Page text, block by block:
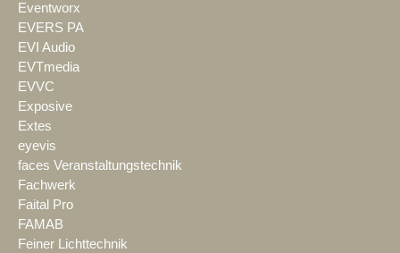
Eventworx
EVERS PA
EVI Audio
EVTmedia
EVVC
Exposive
Extes
eyevis
faces Veranstaltungstechnik
Fachwerk
Faital Pro
FAMAB
Feiner Lichttechnik